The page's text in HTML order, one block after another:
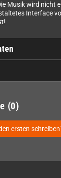
Musik wird nicht
Interface
(0)
ersten